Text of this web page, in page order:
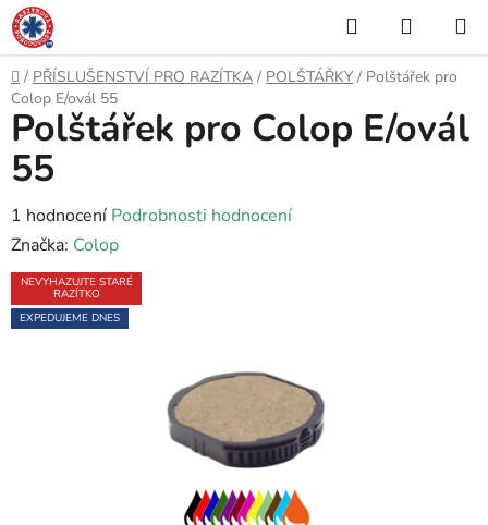
Přejít
na
obsah
Hledat
KOŠÍK
Domů
/ PŘÍSLUŠENSTVÍ PRO RAZÍTKA / POLŠTÁŘKY / Polštářek pro
Colop E/ovál 55
Polštářek pro Colop E/ovál
55
Průměrné
hodnocení
produktu
je
5,0
1 hodnocení Podrobnosti hodnocení
Značka: Colop
NEVYHAZUJTE STARÉ
RAZÍTKO
EXPEDUJEME DNES